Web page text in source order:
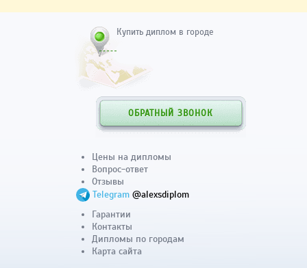
Купить диплом в городе
ОБРАТНЫЙ ЗВОНОК
Цены на дипломы
Вопрос-ответ
Отзывы
Telegram @alexsdiplom
Гарантии
Контакты
Дипломы по городам
Карта сайта